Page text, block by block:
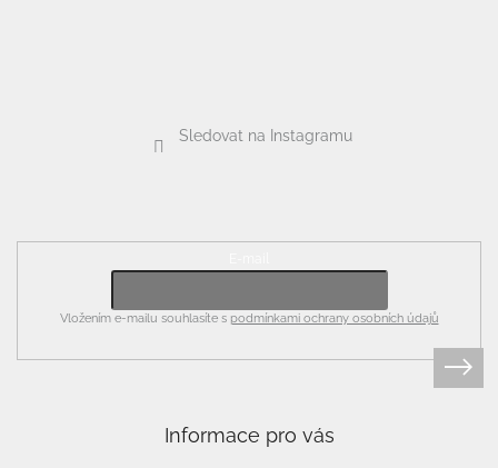
Sledovat na Instagramu
Vložením e-mailu souhlasíte s podmínkami ochrany osobních údajů
Informace pro vás